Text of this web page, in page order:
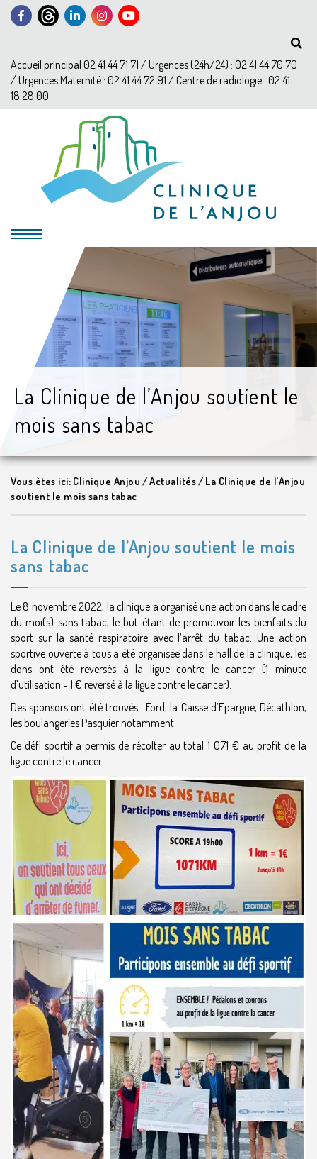
Accueil principal 02 41 44 71 71 / Urgences (24h/24) : 02 41 44 70 70
/ Urgences Maternité : 02 41 44 72 91 / Centre de radiologie : 02 41
18 28 00
La Clinique de l’Anjou soutient le
mois sans tabac
Vous ètes ici: Clinique Anjou /Actualités/ La Clinique de l’Anjou
soutient le mois sans tabac
La Clinique de l’Anjou soutient le mois
sans tabac
Le 8 novembre 2022, la clinique a organisé une action dans le cadre
du moi(s) sans tabac, le but étant de promouvoir les bienfaits du
sport sur la santé respiratoire avec l’arrêt du tabac. Une action
sportive ouverte à tous a été organisée dans le hall de la clinique, les
dons ont été reversés à la ligue contre le cancer (1 minute
d’utilisation = 1 € reversé à la ligue contre le cancer).
Des sponsors ont été trouvés : Ford, la Caisse d’Epargne, Décathlon,
les boulangeries Pasquier notamment.
Ce défi sportif a permis de récolter au total 1 071 € au profit de la
ligue contre le cancer.